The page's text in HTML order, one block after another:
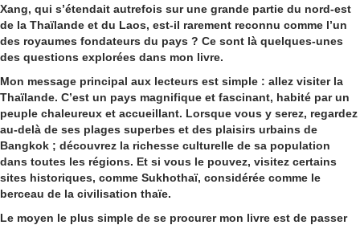
Xang, qui s’étendait autrefois sur une grande partie du nord-est
de la Thaïlande et du Laos, est-il rarement reconnu comme l’un
des royaumes fondateurs du pays ? Ce sont là quelques-unes
des questions explorées dans mon livre.
Mon message principal aux lecteurs est simple : allez visiter la
Thaïlande. C’est un pays magnifique et fascinant, habité par un
peuple chaleureux et accueillant. Lorsque vous y serez, regardez
au-delà de ses plages superbes et des plaisirs urbains de
Bangkok ; découvrez la richesse culturelle de sa population
dans toutes les régions. Et si vous le pouvez, visitez certains
sites historiques, comme Sukhothaï, considérée comme le
berceau de la civilisation thaïe.
Le moyen le plus simple de se procurer mon livre est de passer